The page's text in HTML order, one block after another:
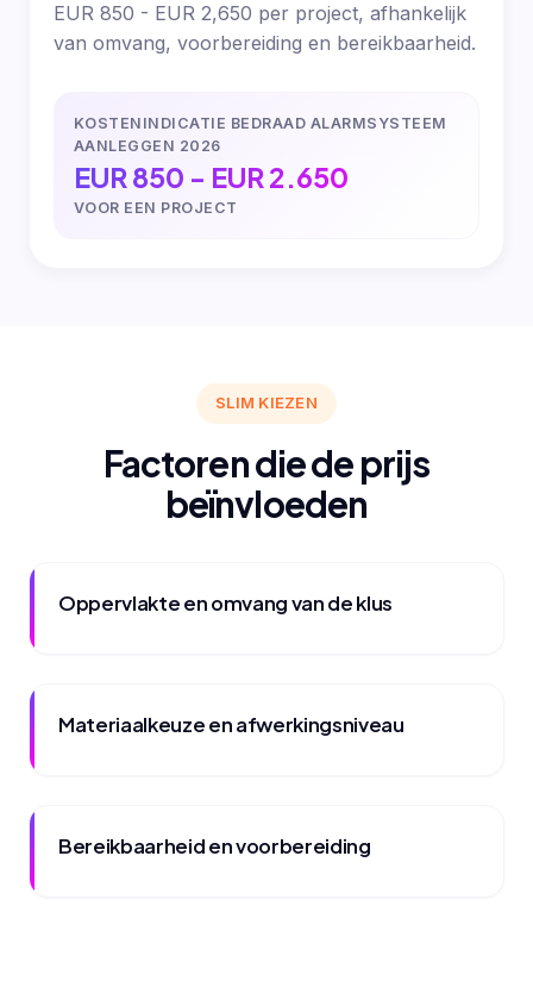
EUR 850 - EUR 2,650 per project, afhankelijk
van omvang, voorbereiding en bereikbaarheid.
KOSTENINDICATIE BEDRAAD ALARMSYSTEEM
AANLEGGEN 2026
EUR 850 - EUR 2.650
VOOR EEN PROJECT
SLIM KIEZEN
Factoren die de prijs
beïnvloeden
Oppervlakte en omvang van de klus
Materiaalkeuze en afwerkingsniveau
Bereikbaarheid en voorbereiding